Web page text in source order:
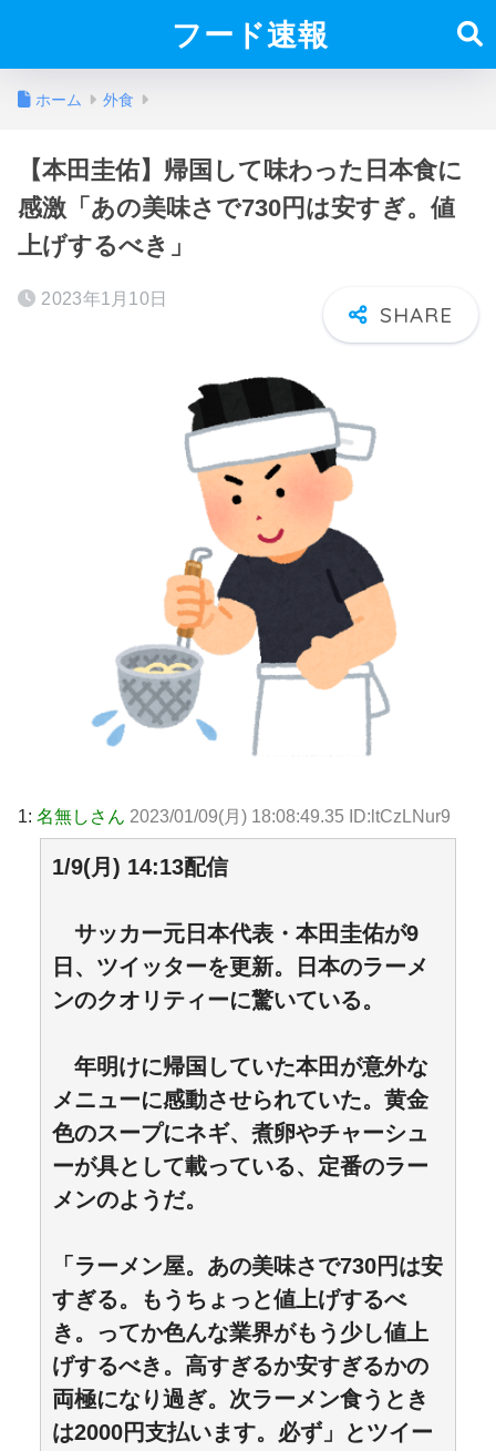
フード速報
ホーム 外食
【本田圭佑】帰国して味わった日本食に
感激「あの美味さで730円は安すぎ。値
上げするべき」
2023年1月10日
1: 名無しさん 2023/01/09(月) 18:08:49.35 ID:ltCzLNur9
1/9(月) 14:13配信
サッカー元日本代表・本田圭佑が9
日、ツイッターを更新。日本のラーメ
ンのクオリティーに驚いている。
年明けに帰国していた本田が意外な
メニューに感動させられていた。黄金
色のスープにネギ、煮卵やチャーシュ
ーが具として載っている、定番のラー
メンのようだ。
「ラーメン屋。あの美味さで730円は安
すぎる。もうちょっと値上げするべ
き。ってか色んな業界がもう少し値上
げするべき。高すぎるか安すぎるかの
両極になり過ぎ。次ラーメン食うとき
は2000円支払います。必ず」とツイー